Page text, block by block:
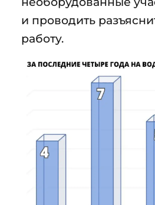
и проводить
работу.